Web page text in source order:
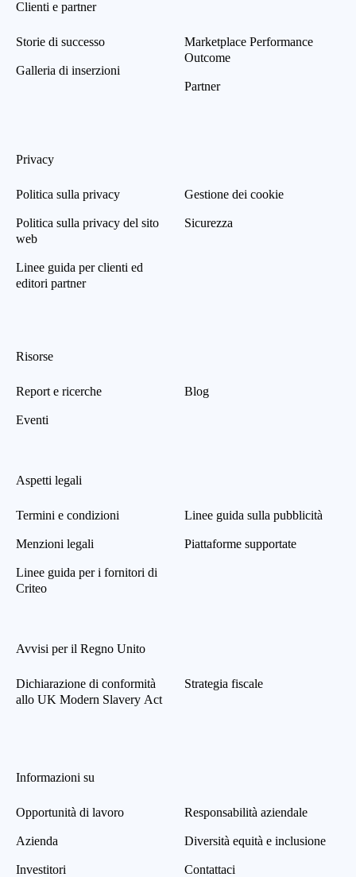
Clienti e partner
Storie di successo
Galleria di inserzioni
Marketplace Performance
Outcome
Partner
Privacy
Politica sulla privacy
Politica sulla privacy del sito
web
Linee guida per clienti ed
editori partner
Gestione dei cookie
Sicurezza
Risorse
Report e ricerche
Eventi
Blog
Aspetti legali
Termini e condizioni
Menzioni legali
Linee guida per i fornitori di
Criteo
Linee guida sulla pubblicità
Piattaforme supportate
Avvisi per il Regno Unito
Dichiarazione di conformità
allo UK Modern Slavery Act
Strategia fiscale
Informazioni su
Opportunità di lavoro
Azienda
Investitori
Responsabilità aziendale
Diversità equità e inclusione
Contattaci